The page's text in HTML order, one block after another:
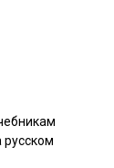
русском